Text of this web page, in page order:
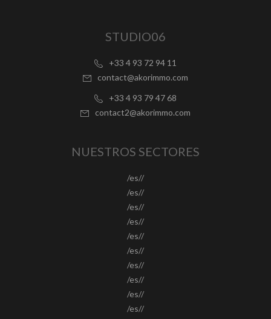
STUDIO06
+33 4 93 72 94 11
contact@akorimmo.com
+33 4 93 79 47 68
contact2@akorimmo.com
NUESTROS SECTORES
/es//
/es//
/es//
/es//
/es//
/es//
/es//
/es//
/es//
/es//